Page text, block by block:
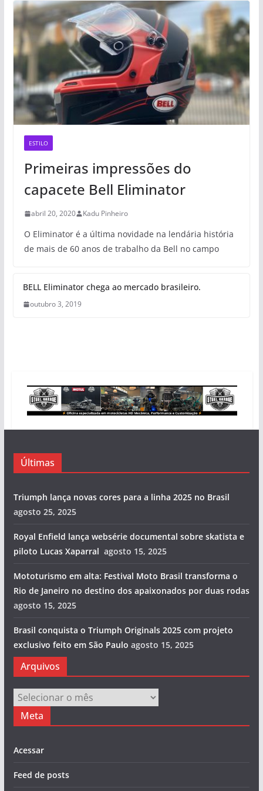
ESTILO
Primeiras impressões do
capacete Bell Eliminator
abril 20, 2020 Kadu Pinheiro
O Eliminator é a última novidade na lendária história
de mais de 60 anos de trabalho da Bell no campo
BELL Eliminator chega ao mercado brasileiro.
outubro 3, 2019
Últimas
Triumph lança novas cores para a linha 2025 no Brasil
agosto 25, 2025
Royal Enfield lança websérie documental sobre skatista e
piloto Lucas Xaparral agosto 15, 2025
Mototurismo em alta: Festival Moto Brasil transforma o
Rio de Janeiro no destino dos apaixonados por duas rodas
agosto 15, 2025
Brasil conquista o Triumph Originals 2025 com projeto
exclusivo feito em São Paulo agosto 15, 2025
Arquivos
Arquivos
Meta
Acessar
Feed de posts